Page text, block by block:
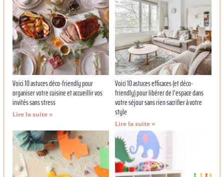
Voici 10 astuces déco-friendly pour
organiser votre cuisine et accueillir vos
invités sans stress
Lire la suite »
Voici 10 astuces efficaces (et déco-
friendly) pour libérer de l’espace dans
votre séjour sans rien sacrifier à votre
style
Lire la suite »